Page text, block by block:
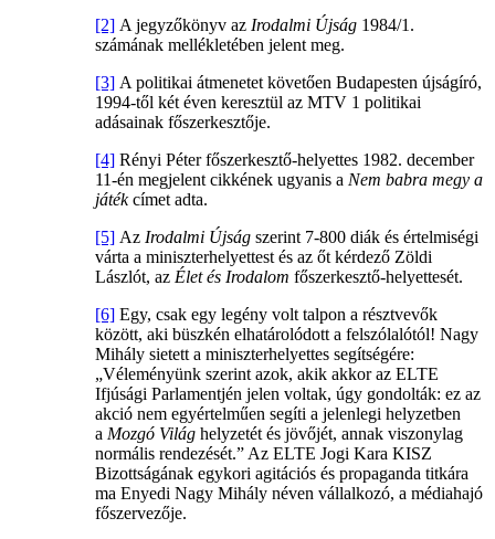
[2] A jegyzőkönyv az Irodalmi Újság 1984/1.
számának mellékletében jelent meg.
[3] A politikai átmenetet követően Budapesten újságíró,
1994-től két éven keresztül az MTV 1 politikai
adásainak főszerkesztője.
[4] Rényi Péter főszerkesztő-helyettes 1982. december
11-én megjelent cikkének ugyanis a Nem babra megy a
játékcímet adta.
[5] Az Irodalmi Újság szerint 7-800 diák és értelmiségi
várta a miniszterhelyettest és az őt kérdező Zöldi
Lászlót, az Élet és Irodalom főszerkesztő-helyettesét.
[6] Egy, csak egy legény volt talpon a résztvevők
között, aki büszkén elhatárolódott a felszólalótól! Nagy
Mihály sietett a miniszterhelyettes segítségére:
„Véleményünk szerint azok, akik akkor az ELTE
Ifjúsági Parlamentjén jelen voltak, úgy gondolták: ez az
akció nem egyértelműen segíti a jelenlegi helyzetben
a Mozgó Világ helyzetét és jövőjét, annak viszonylag
normális rendezését.” Az ELTE Jogi Kara KISZ
Bizottságának egykori agitációs és propaganda titkára
ma Enyedi Nagy Mihály néven vállalkozó, a médiahajó
főszervezője.